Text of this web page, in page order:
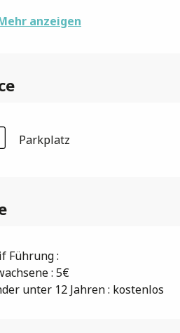
anzeigen
Parkplatz
Führung :
: 5€
unter 12 Jahren : kostenlos